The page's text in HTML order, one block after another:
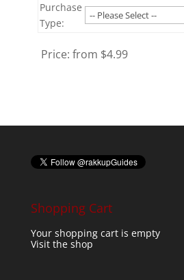
Purchase
Type:
Price: from $4.99
Shopping Cart
Your shopping cart is empty
Visit the shop